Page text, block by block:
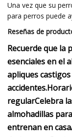
Una vez que su
para perros puede
Reseñas de
Recuerde que la
esenciales en el
apliques
accidentes.
regularCelebra
almohadillas
entrenan en casa